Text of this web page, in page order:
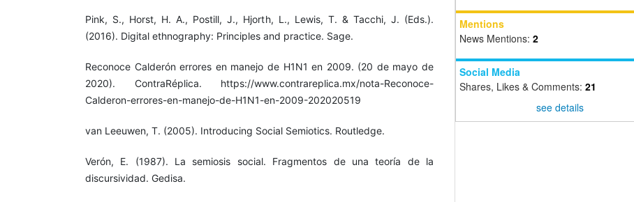
Pink, S., Horst, H. A., Postill, J., Hjorth, L., Lewis, T. & Tacchi, J. (Eds.).
(2016). Digital ethnography: Principles and practice. Sage.
Reconoce Calderón errores en manejo de H1N1 en 2009. (20 de mayo de
2020). ContraRéplica. https://www.contrareplica.mx/nota-Reconoce-
Calderon-errores-en-manejo-de-H1N1-en-2009-202020519
van Leeuwen, T. (2005). Introducing Social Semiotics. Routledge.
Verón, E. (1987). La semiosis social. Fragmentos de una teoría de la
discursividad. Gedisa.
Mentions
News Mentions: 2
Social Media
Shares, Likes & Comments: 21
see details